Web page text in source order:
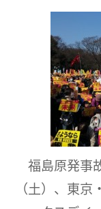
福島原発事
（土）、東